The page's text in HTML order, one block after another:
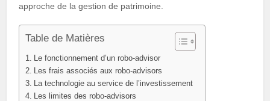
approche de la gestion de patrimoine.
Table de Matières
Le fonctionnement d’un robo-advisor
Les frais associés aux robo-advisors
La technologie au service de l’investissement
Les limites des robo-advisors